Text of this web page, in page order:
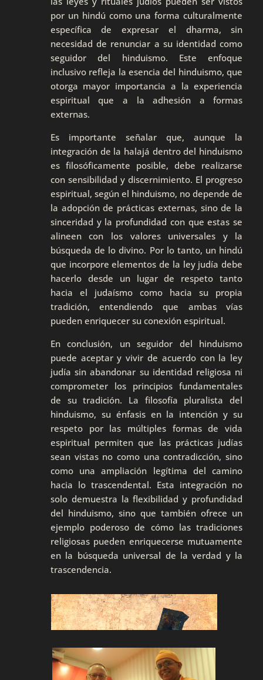
por un hindú como una forma culturalmente
específica de expresar el dharma, sin
necesidad de renunciar a su identidad como
seguidor del hinduismo. Este enfoque
inclusivo refleja la esencia del hinduismo, que
otorga mayor importancia a la experiencia
espiritual que a la adhesión a formas
externas.
Es importante señalar que, aunque la
integración de la halajá dentro del hinduismo
es filosóficamente posible, debe realizarse
con sensibilidad y discernimiento. El progreso
espiritual, según el hinduismo, no depende de
la adopción de prácticas externas, sino de la
sinceridad y la profundidad con que estas se
alineen con los valores universales y la
búsqueda de lo divino. Por lo tanto, un hindú
que incorpore elementos de la ley judía debe
hacerlo desde un lugar de respeto tanto
hacia el judaísmo como hacia su propia
tradición, entendiendo que ambas vías
pueden enriquecer su conexión espiritual.
En conclusión, un seguidor del hinduismo
puede aceptar y vivir de acuerdo con la ley
judía sin abandonar su identidad religiosa ni
comprometer los principios fundamentales
de su tradición. La filosofía pluralista del
hinduismo, su énfasis en la intención y su
respeto por las múltiples formas de vida
espiritual permiten que las prácticas judías
sean vistas no como una contradicción, sino
como una ampliación legítima del camino
hacia lo trascendental. Esta integración no
solo demuestra la flexibilidad y profundidad
del hinduismo, sino que también ofrece un
ejemplo poderoso de cómo las tradiciones
religiosas pueden enriquecerse mutuamente
en la búsqueda universal de la verdad y la
trascendencia.